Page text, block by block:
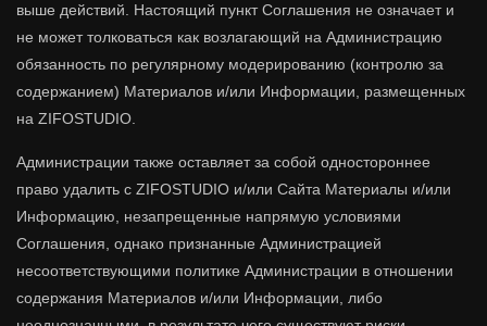
выше действий. Настоящий пункт Соглашения не означает и
не может толковаться как возлагающий на Администрацию
обязанность по регулярному модерированию (контролю за
содержанием) Материалов и/или Информации, размещенных
на ZIFOSTUDIO.
Администрации также оставляет за собой одностороннее
право удалить с ZIFOSTUDIO и/или Сайта Материалы и/или
Информацию, незапрещенные напрямую условиями
Соглашения, однако признанные Администрацией
несоответствующими политике Администрации в отношении
содержания Материалов и/или Информации, либо